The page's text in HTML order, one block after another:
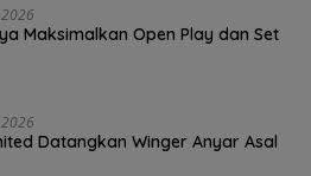
Maksimalkan Open Play dan Set
Datangkan Winger Anyar Asal